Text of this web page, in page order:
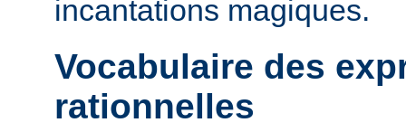
incantations magiques.
Vocabulaire des
rationnelles